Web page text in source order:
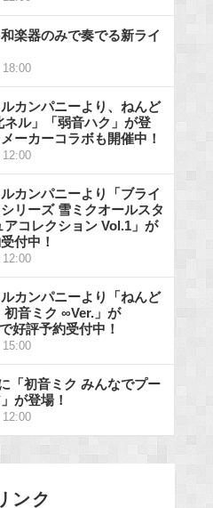
楽器のみで奏でる新ライ
カンパニーより、ねんど
ネル」「弱音ハク」が登
ーカーコラボも開催中！
カンパニーより「ブライ
リーズ 雪ミクオールスタ
アコレクション Vol.1」が
付中！
カンパニーより「ねんど
初音ミク ∞Ver.」が
好評予約受付中！
「初音ミク みんなでプー
が登場！
ンク